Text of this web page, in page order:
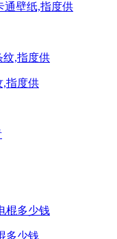
通壁纸,指度供
,指度供
多少钱